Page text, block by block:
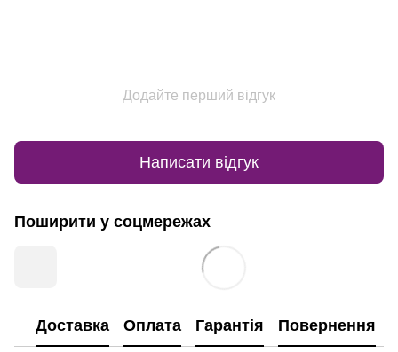
Додайте перший відгук
Написати відгук
Поширити у соцмережах
Доставка Оплата Гарантія Повернення